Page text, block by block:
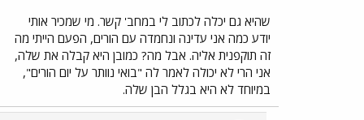
שהיא גם יכלה לכתוב לי במחב' קשר. מי שמכיר אותי
יודע כמה אני עדינה ונחמדה עם הורים, הפעם הייתי מה
זה תוקפנית אליה. אבל מה? כמובן היא קבלה את שלה,
אני הרי לא יכולה לאמר לה "בואי נוותר על יום הורים",
במיוחד לא היא בגלל הבן שלה.